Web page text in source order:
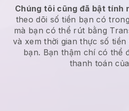
Chúng tôi cũng đã bật tính
theo dõi số tiền bạn có
mà bạn có thể rút bằng
và xem thời gian thực số
bạn. Bạn thậm chí có thể
thanh toán